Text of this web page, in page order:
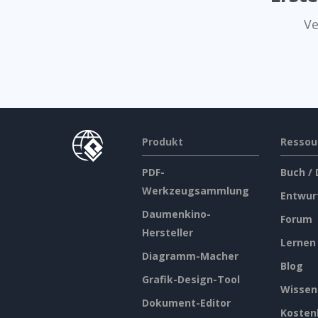
Produkt
PDF-
Werkzeugsammlung
Daumenkino-
Hersteller
Diagramm-Macher
Grafik-Design-Tool
Dokument-Editor
Buch /
Forum
Lernen
Blog
Wissen